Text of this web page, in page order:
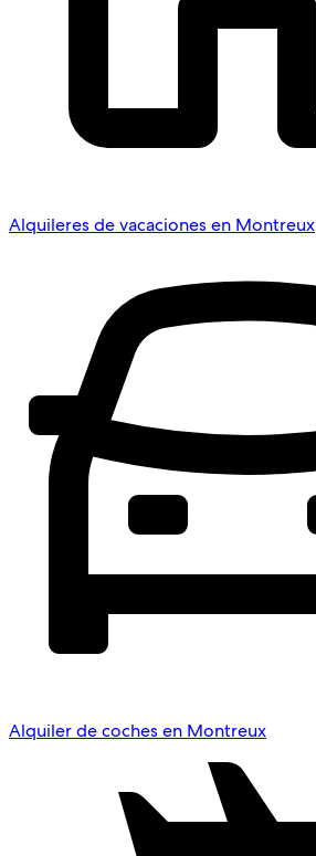
Alquileres de vacaciones en Montreux
Alquiler de coches en Montreux